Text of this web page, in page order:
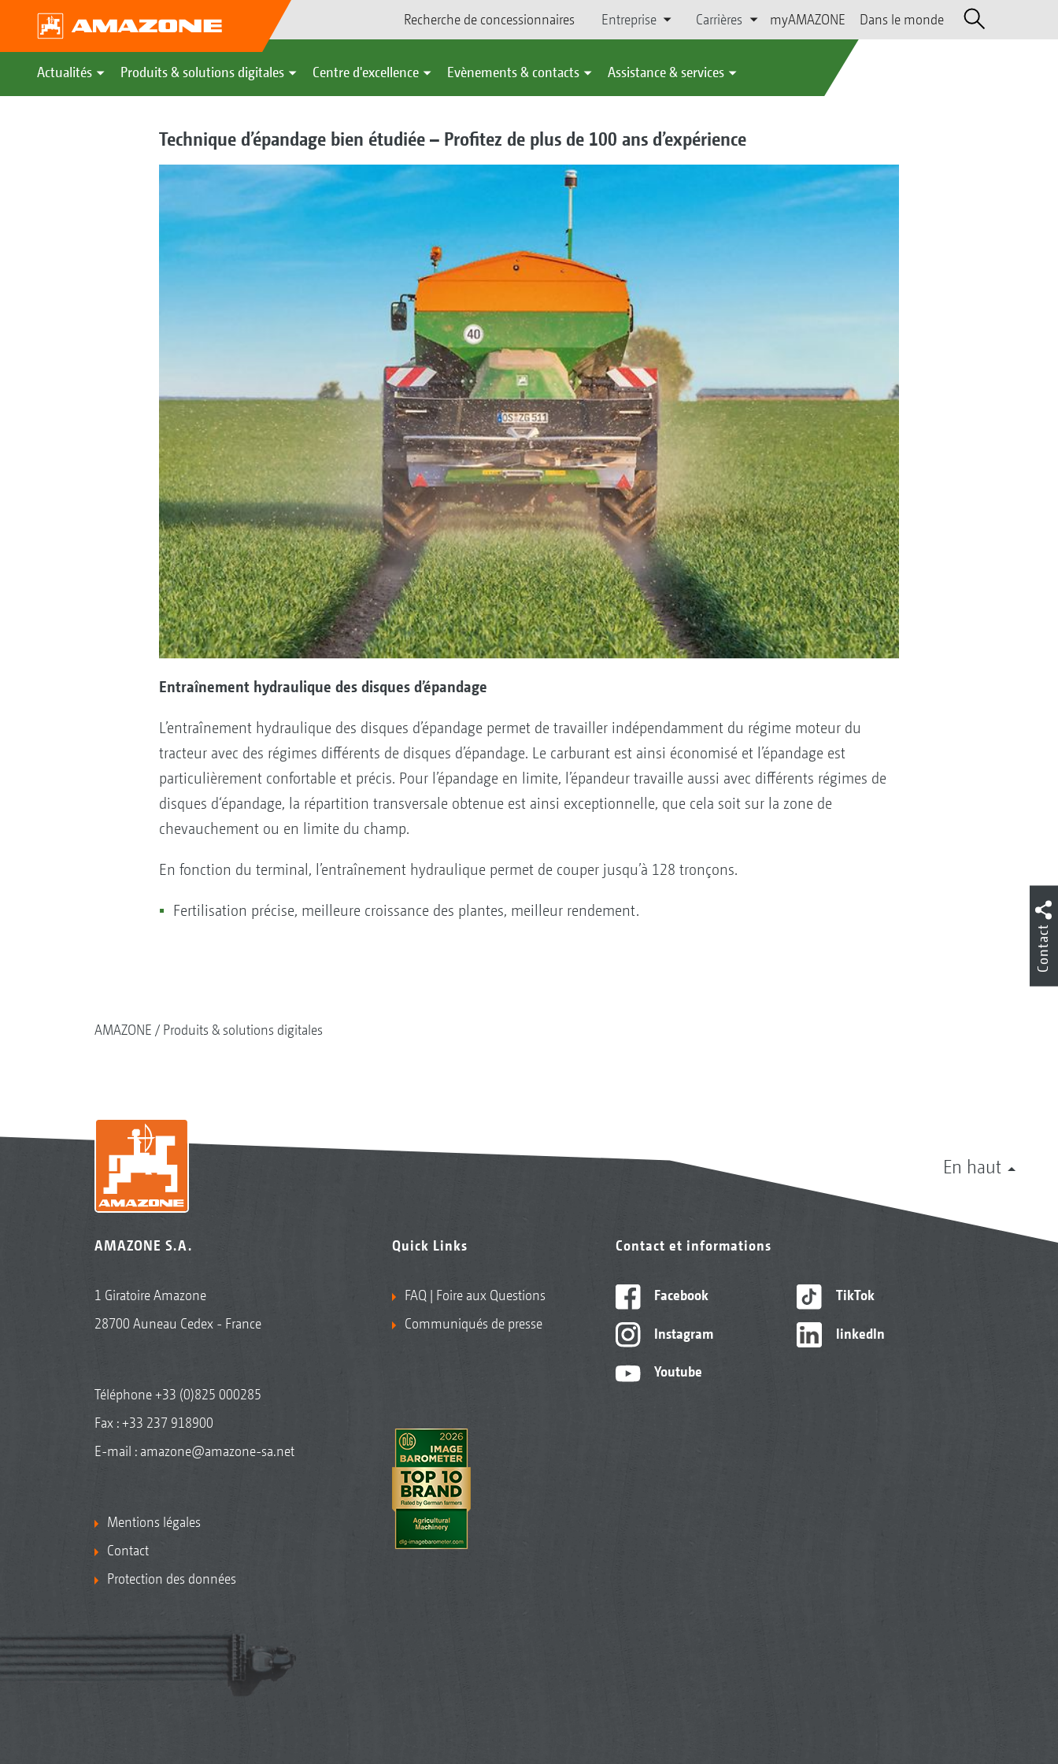
Recherche de concessionnaires Entreprise Carrières myAMAZONE Dans le monde
Actualités Produits & solutions digitales Centre d'excellence Evènements & contacts Assistance & services
Technique d’épandage bien étudiée – Profitez de plus de 100 ans d’expérience
Entraînement hydraulique des disques d’épandage
L’entraînement hydraulique des disques d’épandage permet de travailler indépendamment du régime moteur du
tracteur avec des régimes différents de disques d’épandage. Le carburant est ainsi économisé et l’épandage est
particulièrement confortable et précis. Pour l’épandage en limite, l’épandeur travaille aussi avec différents régimes de
disques d‘épandage, la répartition transversale obtenue est ainsi exceptionnelle, que cela soit sur la zone de
chevauchement ou en limite du champ.
En fonction du terminal, l’entraînement hydraulique permet de couper jusqu’à 128 tronçons.
Fertilisation précise, meilleure croissance des plantes, meilleur rendement.
AMAZONE Produits & solutions digitales
En haut
AMAZONE S.A.
1 Giratoire Amazone
28700 Auneau Cedex - France
Téléphone+33 (0)825 000285
Fax : +33 237 918900
E-mail : amazone@amazone-sa.net
Mentions légales
Contact
Protection des données
Quick Links
FAQ | Foire aux Questions
Communiqués de presse
Contact et informations
Facebook
Instagram
Youtube
TikTok
linkedIn
Contact